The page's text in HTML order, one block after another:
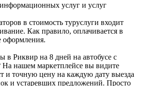
услуг и услуг
в стоимость туруслуги входит
Как правило, оплачивается в
оформления.
в Риквир на 8 дней на автобусе с
На нашем маркетплейсе вы видите
и точную цену на каждую дату выезда
и устаревших предложений. Просто